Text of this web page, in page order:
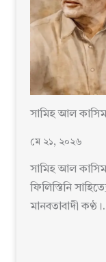
সামিহ আল
মে ২১, ২০২৬
সামিহ আল
ফিলিস্তিনি
মানবতাবাদী